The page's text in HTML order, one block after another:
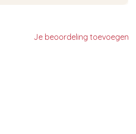
Je beoordeling toevoegen